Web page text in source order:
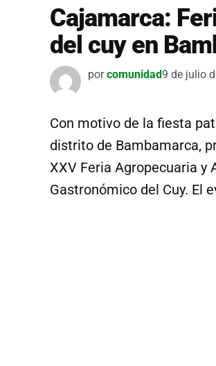
Cajamarca:
del cuy en
por comunidad9 de julio
Con motivo de la fiesta
distrito de Bambamarca,
XXV Feria Agropecuaria y
Gastronómico del Cuy. El